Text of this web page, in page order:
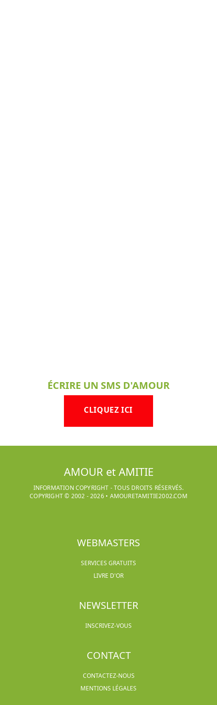
ÉCRIRE UN SMS D'AMOUR
CLIQUEZ ICI
AMOUR et AMITIE
INFORMATION COPYRIGHT - TOUS DROITS RÉSERVÉS.
COPYRIGHT © 2002 -2026• AMOURETAMITIE2002.COM
WEBMASTERS
SERVICES GRATUITS
LIVRE D'OR
NEWSLETTER
INSCRIVEZ-VOUS
CONTACT
CONTACTEZ-NOUS
MENTIONS LÉGALES